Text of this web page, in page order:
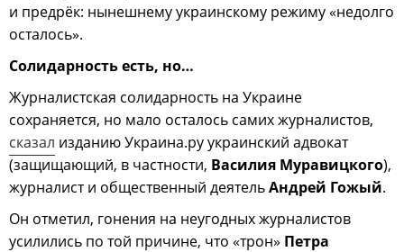
и предрёк: нынешнему украинскому режиму «недолго
осталось».
Солидарность есть, но…
Журналистская солидарность на Украине
сохраняется, но мало осталось самих журналистов,
сказал изданию Украина.ру украинский адвокат
(защищающий, в частности, Василия Муравицкого),
журналист и общественный деятельАндрей Гожый.
Он отметил, гонения на неугодных журналистов
усилились по той причине, что «трон» Петра